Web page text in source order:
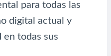
para todas las
digital actual y
en todas sus